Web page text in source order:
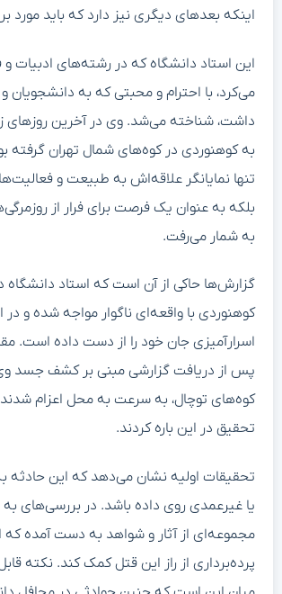
اینکه بعدهای دیگری نیز دارد که باید مورد
این استاد دانشگاه که در رشته‌های
می‌کرد، با احترام و محبتی که به دانشجویان
داشت، شناخته می‌شد. وی در آخرین
به کوهنوردی در کوه‌های شمال تهران گرفته
تنها نمایانگر علاقه‌اش به طبیعت و
بلکه به عنوان یک فرصت برای فرار از
به شمار می‌رفت.
گزارش‌ها حاکی از آن است که استاد دانشگاه
کوهنوردی با واقعه‌ای ناگوار مواجه شده و در
اسرارآمیزی جان خود را از دست داده است.
پس از دریافت گزارشی مبنی بر کشف جسد
کوه‌های توچال، به سرعت به محل اعزام
تحقیق در این باره کردند.
تحقیقات اولیه نشان می‌دهد که این
یا غیرعمدی روی داده باشد. در بررسی‌های به
مجموعه‌ای از آثار و شواهد به دست آمده که
پرده‌برداری از راز این قتل کمک کند. نکته